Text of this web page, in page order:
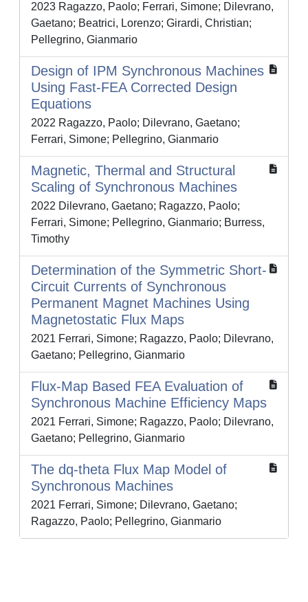
2023 Ragazzo, Paolo; Ferrari, Simone; Dilevrano,
Gaetano; Beatrici, Lorenzo; Girardi, Christian;
Pellegrino, Gianmario
Design of IPM Synchronous Machines
Using Fast-FEA Corrected Design
Equations
2022 Ragazzo, Paolo; Dilevrano, Gaetano;
Ferrari, Simone; Pellegrino, Gianmario
Magnetic, Thermal and Structural
Scaling of Synchronous Machines
2022 Dilevrano, Gaetano; Ragazzo, Paolo;
Ferrari, Simone; Pellegrino, Gianmario; Burress,
Timothy
Determination of the Symmetric Short-
Circuit Currents of Synchronous
Permanent Magnet Machines Using
Magnetostatic Flux Maps
2021 Ferrari, Simone; Ragazzo, Paolo; Dilevrano,
Gaetano; Pellegrino, Gianmario
Flux-Map Based FEA Evaluation of
Synchronous Machine Efficiency Maps
2021 Ferrari, Simone; Ragazzo, Paolo; Dilevrano,
Gaetano; Pellegrino, Gianmario
The dq-theta Flux Map Model of
Synchronous Machines
2021 Ferrari, Simone; Dilevrano, Gaetano;
Ragazzo, Paolo; Pellegrino, Gianmario